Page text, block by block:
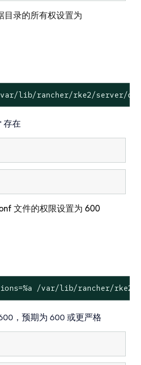
目录的所有权设置为
/var/lib/rancher/rke2/server/
存在
文件的权限设置为 600
/var/lib/rancher/rke2/
，预期为 600 或更严格